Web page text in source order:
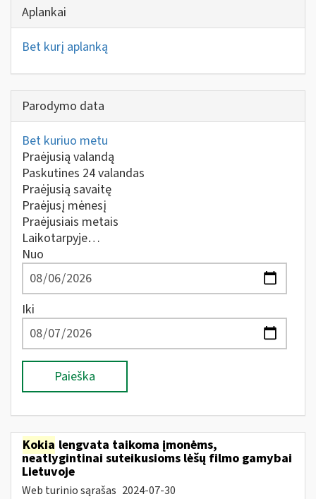
Aplankai
Bet kurį aplanką
Parodymo data
Bet kuriuo metu
Praėjusią valandą
Paskutines 24 valandas
Praėjusią savaitę
Praėjusį mėnesį
Praėjusiais metais
Laikotarpyje…
Nuo
Iki
Paieška
Kokia lengvata taikoma įmonėms,
neatlygintinai suteikusioms lėšų filmo gamybai
Lietuvoje
Web turinio sąrašas 2024-07-30